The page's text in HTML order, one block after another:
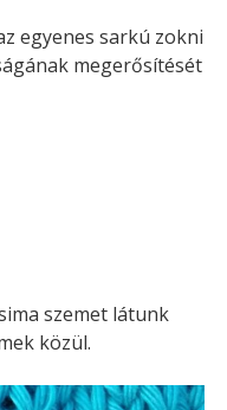
egyenes sarkú zokni
megerősítését
szemet látunk
közül.